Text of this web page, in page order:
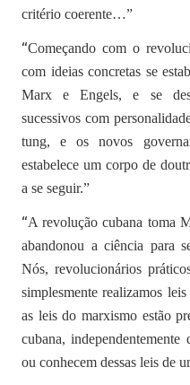
critério coerente…”
“Começando com o
com ideias concretas se
Marx e Engels, e se
sucessivos com
tung, e os novos
estabelece um corpo de
a se seguir.”
“A revolução cubana toma
abandonou a ciência para
Nós, revolucionários
simplesmente realizamos
as leis do marxismo estão
cubana,
ou conhecem dessas leis de